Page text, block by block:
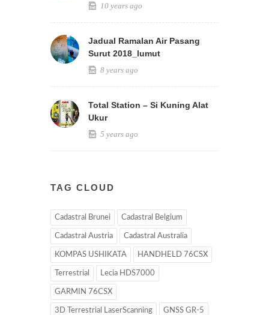
10 years ago
Jadual Ramalan Air Pasang
Surut 2018_lumut
8 years ago
Total Station – Si Kuning Alat
Ukur
5 years ago
TAG CLOUD
Cadastral Brunei Cadastral Belgium
Cadastral Austria Cadastral Australia
KOMPAS USHIKATA HANDHELD 76CSX
Terrestrial Lecia HDS7000
GARMIN 76CSX
3D Terrestrial LaserScanning GNSS GR-5